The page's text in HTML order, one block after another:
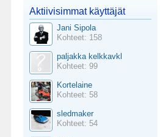
Aktiivisimmat käyttäjät
Jani Sipola
Kohteet: 158
paljakka kelkkavkl
Kohteet: 99
Kortelaine
Kohteet: 58
sledmaker
Kohteet: 54